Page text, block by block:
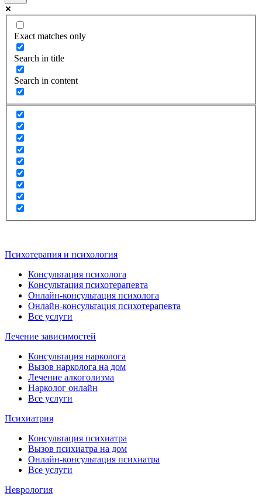
Exact matches only
Search in title
Search in content
Психотерапия и психология
Консультация психолога
Консультация психотерапевта
Онлайн-консультация психолога
Онлайн-консультация психотерапевта
Все услуги
Лечение зависимостей
Консультация нарколога
Вызов нарколога на дом
Лечение алкоголизма
Нарколог онлайн
Все услуги
Психиатрия
Консультация психиатра
Вызов психиатра на дом
Онлайн-консультация психиатра
Все услуги
Неврология